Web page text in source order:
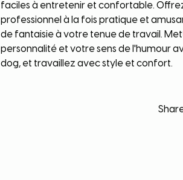
faciles à entretenir et confortable.
professionnel à la fois pratique et
de fantaisie à votre tenue de travail.
personnalité et votre sens de l'humour
dog, et travaillez avec style et confort.